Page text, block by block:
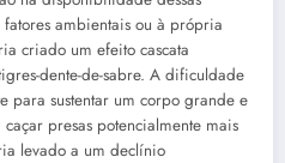
ambientais ou à própria
criado um efeito cascata
dente-de-sabre. A dificuldade
para sustentar um corpo grande e
presas potencialmente mais
levado a um declínio